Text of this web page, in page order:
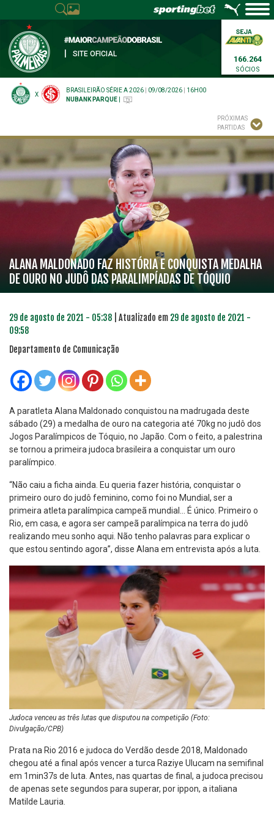
SITE OFICIAL
166.264
SÓCIOS
X
BRASILEIRÃO SÉRIE A 2026 09/08/2026
16H00
NUBANK PARQUE
PRÓXIMAS
PARTIDAS
ALANA MALDONADO FAZ HISTÓRIA E CONQUISTA MEDALHA
DE OURO NO JUDÔ DAS PARALIMPÍADAS DE TÓQUIO
29 de agosto de 2021 - 05:38 | Atualizado em 29 de agosto de 2021 -
09:58
Departamento de Comunicação
A paratleta Alana Maldonado conquistou na madrugada deste
sábado (29) a medalha de ouro na categoria até 70kg no judô dos
Jogos Paralímpicos de Tóquio, no Japão. Com o feito, a palestrina
se tornou a primeira judoca brasileira a conquistar um ouro
paralímpico.
“Não caiu a ficha ainda. Eu queria fazer história, conquistar o
primeiro ouro do judô feminino, como foi no Mundial, ser a
primeira atleta paralímpica campeã mundial… É único. Primeiro o
Rio, em casa, e agora ser campeã paralímpica na terra do judô
realizando meu sonho aqui. Não tenho palavras para explicar o
que estou sentindo agora”, disse Alana em entrevista após a luta.
Judoca venceu as três lutas que disputou na competição (Foto:
Divulgação/CPB)
Prata na Rio 2016 e judoca do Verdão desde 2018, Maldonado
chegou até a final após vencer a turca Raziye Ulucam na semifinal
em 1min37s de luta. Antes, nas quartas de final, a judoca precisou
de apenas sete segundos para superar, por ippon, a italiana
Matilde Lauria.